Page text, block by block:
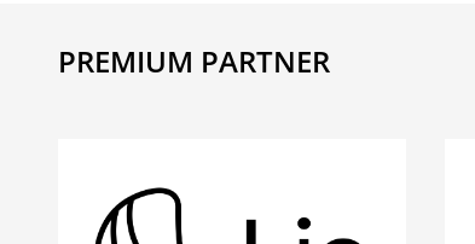
PREMIUM PARTNER